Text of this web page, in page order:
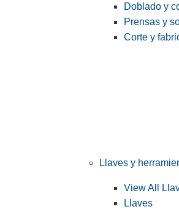
Doblado y
Prensas y
Corte y
Llaves y
View All
Llaves